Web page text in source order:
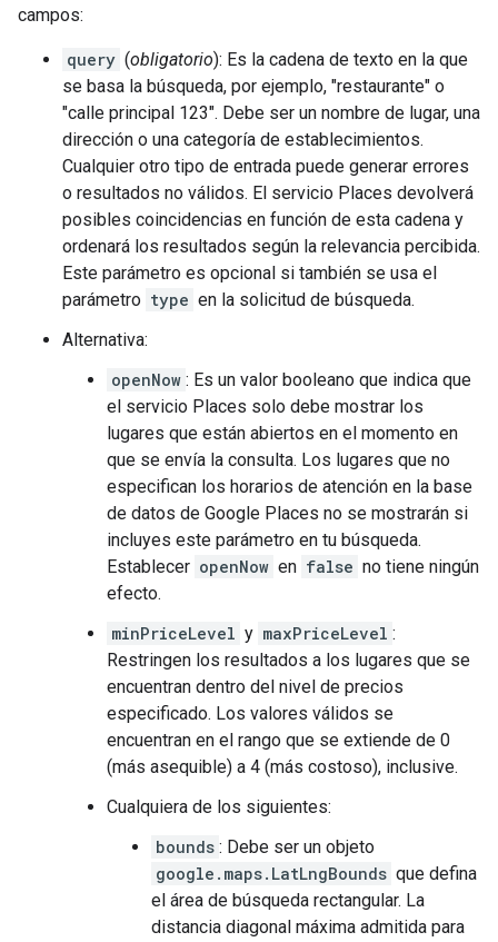
campos:
query (obligatorio): Es la cadena de texto en la que
se basa la búsqueda, por ejemplo, "restaurante" o
"calle principal 123". Debe ser un nombre de lugar, una
dirección o una categoría de establecimientos.
Cualquier otro tipo de entrada puede generar errores
o resultados no válidos. El servicio Places devolverá
posibles coincidencias en función de esta cadena y
ordenará los resultados según la relevancia percibida.
Este parámetro es opcional si también se usa el
parámetro type en la solicitud de búsqueda.
Alternativa:
openNow : Es un valor booleano que indica que
el servicio Places solo debe mostrar los
lugares que están abiertos en el momento en
que se envía la consulta. Los lugares que no
especifican los horarios de atención en la base
de datos de Google Places no se mostrarán si
incluyes este parámetro en tu búsqueda.
Establecer openNow en false no tiene ningún
efecto.
minPriceLevel y maxPriceLevel :
Restringen los resultados a los lugares que se
encuentran dentro del nivel de precios
especificado. Los valores válidos se
encuentran en el rango que se extiende de 0
(más asequible) a 4 (más costoso), inclusive.
Cualquiera de los siguientes:
bounds : Debe ser un objeto
google.maps.LatLngBounds que defina
el área de búsqueda rectangular. La
distancia diagonal máxima admitida para